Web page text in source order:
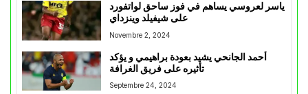
ياسر لعروسي يساهم في فوز ساحق لواتفورد
على شيفيلد وينزداي
Novembre 2, 2024
أحمد الجانحي يشيد بعودة براهيمي و يؤكد
تأثيره على فريق الغرافة
Septembre 24, 2024